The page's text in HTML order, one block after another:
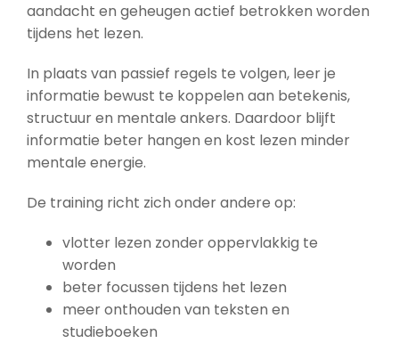
aandacht en geheugen actief betrokken worden
tijdens het lezen.
In plaats van passief regels te volgen, leer je
informatie bewust te koppelen aan betekenis,
structuur en mentale ankers. Daardoor blijft
informatie beter hangen en kost lezen minder
mentale energie.
De training richt zich onder andere op:
vlotter lezen zonder oppervlakkig te
worden
beter focussen tijdens het lezen
meer onthouden van teksten en
studieboeken